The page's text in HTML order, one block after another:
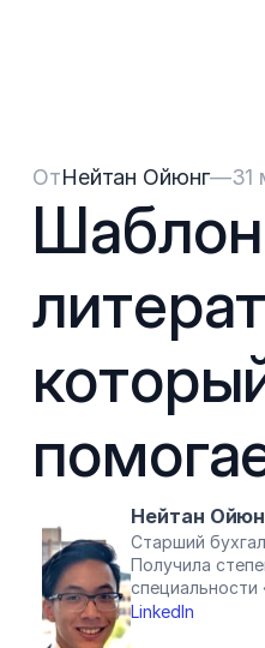
ОтНейтан Ойюнг—31
Нейтан
Старший
Получила
специальности
LinkedIn